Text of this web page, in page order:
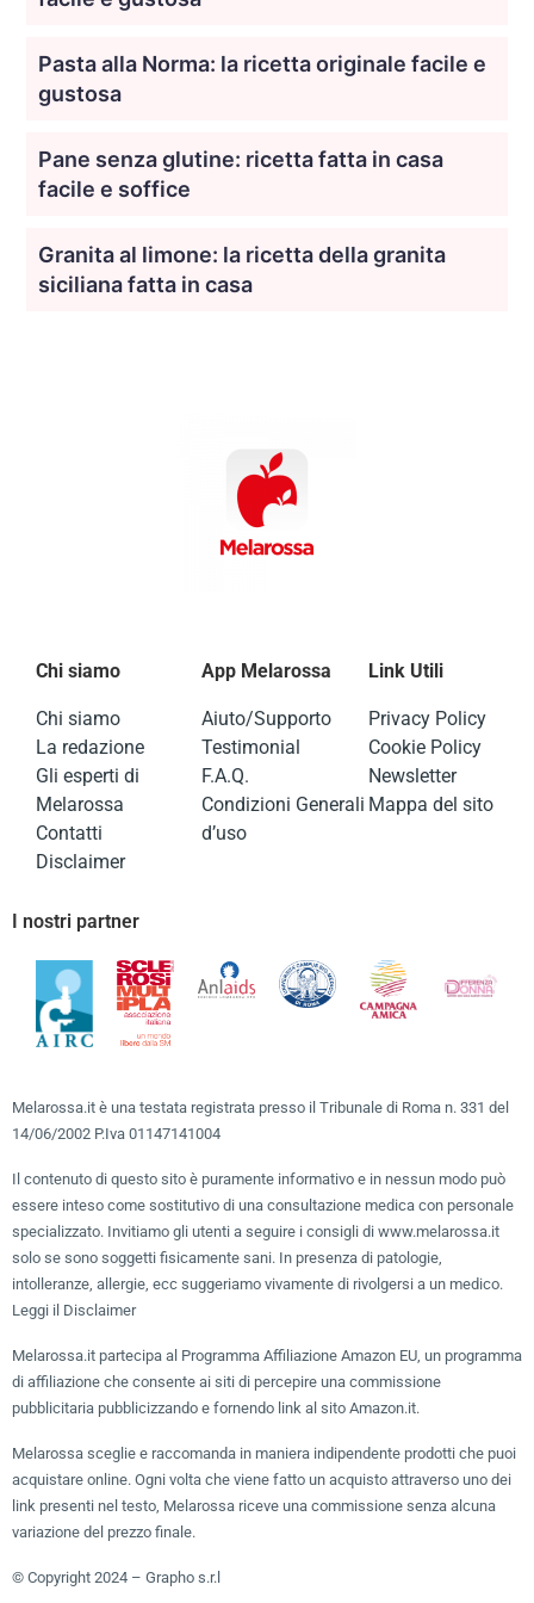
Pasta alla Norma: la ricetta originale facile e
gustosa
Pane senza glutine: ricetta fatta in casa
facile e soffice
Granita al limone: la ricetta della granita
siciliana fatta in casa
Chi siamo
Chi siamo
La redazione
Gli esperti di
Melarossa
Contatti
Disclaimer
App Melarossa
Aiuto/Supporto
Testimonial
F.A.Q.
Condizioni Generali
d’uso
Link Utili
Privacy Policy
Cookie Policy
Newsletter
Mappa del sito
I nostri partner
Melarossa.it è una testata registrata presso il Tribunale di Roma n. 331 del
14/06/2002 P.Iva 01147141004
Il contenuto di questo sito è puramente informativo e in nessun modo può
essere inteso come sostitutivo di una consultazione medica con personale
specializzato. Invitiamo gli utenti a seguire i consigli di www.melarossa.it
solo se sono soggetti fisicamente sani. In presenza di patologie,
intolleranze, allergie, ecc suggeriamo vivamente di rivolgersi a un medico.
Leggi il Disclaimer
Melarossa.it partecipa al Programma Affiliazione Amazon EU, un programma
di affiliazione che consente ai siti di percepire una commissione
pubblicitaria pubblicizzando e fornendo link al sito Amazon.it.
Melarossa sceglie e raccomanda in maniera indipendente prodotti che puoi
acquistare online. Ogni volta che viene fatto un acquisto attraverso uno dei
link presenti nel testo, Melarossa riceve una commissione senza alcuna
variazione del prezzo finale.
© Copyright 2024 – Grapho s.r.l